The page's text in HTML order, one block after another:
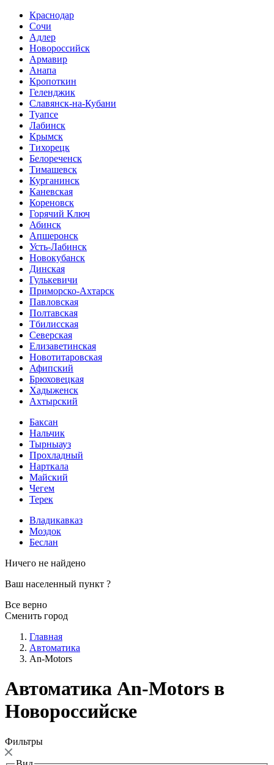
Краснодар
Сочи
Адлер
Новороссийск
Армавир
Анапа
Кропоткин
Геленджик
Славянск-на-Кубани
Туапсе
Лабинск
Крымск
Тихорецк
Белореченск
Тимашевск
Курганинск
Каневская
Кореновск
Горячий Ключ
Абинск
Апшеронск
Усть-Лабинск
Новокубанск
Динская
Гулькевичи
Приморско-Ахтарск
Павловская
Полтавская
Тбилисская
Северская
Елизаветинская
Новотитаровская
Афипский
Брюховецкая
Хадыженск
Ахтырский
Баксан
Нальчик
Тырныауз
Прохладный
Нарткала
Майский
Чегем
Терек
Владикавказ
Моздок
Беслан
Ничего не найдено
Ваш населенный пункт ?
Все верно
Сменить город
Главная
Автоматика
An-Motors
Автоматика An-Motors в
Новороссийске
Фильтры